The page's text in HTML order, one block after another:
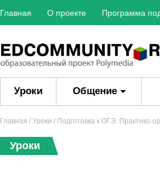
Главная О проекте Программа
Уроки Общение
Главная / Уроки / Подготовка к ОГЭ. Практико-
Уроки